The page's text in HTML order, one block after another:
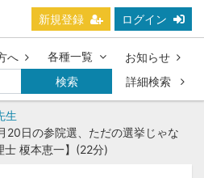
新規登録 ログイン
へ 各種一覧
お知らせ
検索
詳細検索
生
20日の参院選、ただの選挙じゃな
榎本恵一】(22分)